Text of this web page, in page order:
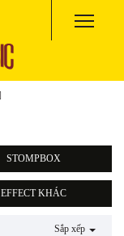
STOMPBOX
EFFECT KHÁC
Sắp xếp